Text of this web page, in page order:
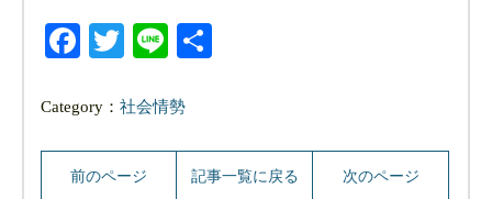
Facebook
Twitter
Line
Category：社会情勢
前のページ 記事一覧に戻る 次のページ